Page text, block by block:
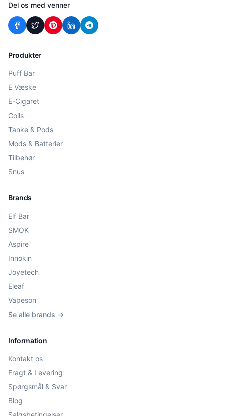
Del os med venner
Produkter
Puff Bar
E Væske
E-Cigaret
Coils
Tanke & Pods
Mods & Batterier
Tilbehør
Snus
Brands
Elf Bar
SMOK
Aspire
Innokin
Joyetech
Eleaf
Vapeson
Se alle brands →
Information
Kontakt os
Fragt & Levering
Spørgsmål & Svar
Blog